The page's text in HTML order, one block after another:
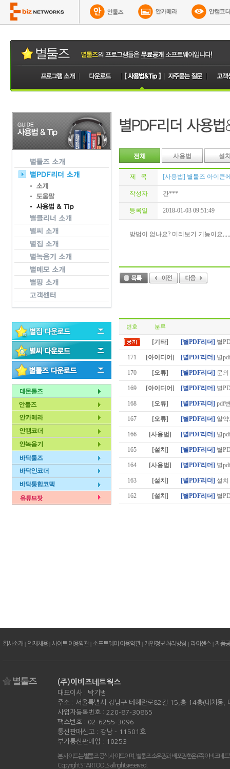
전체 사용법 설
제 목 [사용법] 별툴즈 아이콘
작성자 간***
등록일 2018-01-03 09:51:49
방법이 없나요? 미리보기 기능이요
번호 분류
[기타] [별PDF리더] 별
171 [아이디어] [별PDF리더] 별
170 [오류] [별PDF리더] 문
169 [아이디어] [별PDF리더] 별
168 [오류] [별PDF리더] pdf
167 [오류] [별PDF리더] 알
166 [사용법] [별PDF리더] 별
165 [설치] [별PDF리더] 별
164 [사용법] [별PDF리더] 별
163 [설치] [별PDF리더] 설
162 [설치] [별PDF리더] 별
회사소개 | 인재채용| 사이트 이용약관| 소프트웨어 이용약관| 개인정보 처리방침 | 라이센스| 제품
(주)이비즈네트웍스
대표이사 : 박기범
주소 : 서울특별시 강남구 테헤란로82길 15,층 14층(대치동,
사업자등록번호 : 220-87-30865
팩스번호 : 02-6255-3096
통신판매신고 : 강남 - 11501호
부가통신판매업 : 10253
본 사이트는 별툴즈 공식 사이트이며, 별툴즈 소유권과 배포권한은 (주)이비즈네
Copyright STARTOOLS all rights reserved.